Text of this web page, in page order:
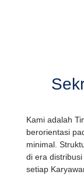
Kami adalah
berorientasi
minimal.
di era
setiap